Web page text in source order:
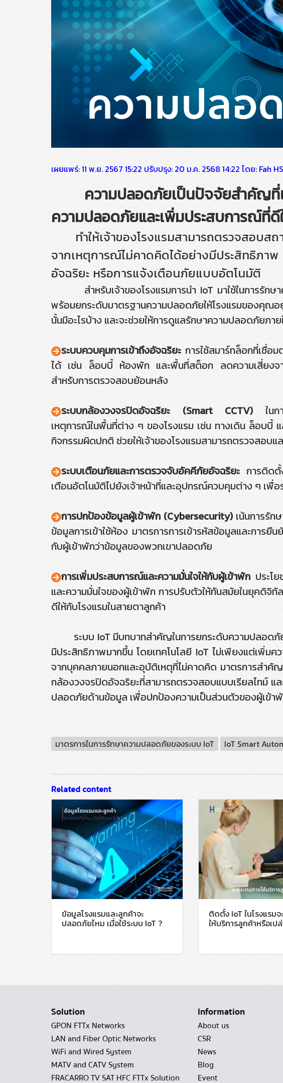
เผยแพร่: 11 พ.ย. 2567 15:22 ปรับปรุง: 20 ม.ค. 2568 14:22 โดย: Fah
ความปลอดภัยเป็นปัจจัยสำคัญที่เจ้า
ความปลอดภัยและเพิ่มประสบการณ์ที่
ทำให้เจ้าของโรงแรมสามารถตรวจสอบสถ
จากเหตุการณ์ไม่คาดคิดได้อย่างมีประสิทธิภา
อัจฉริยะ หรือการแจ้งเตือนภัยแบบอัตโนมัติ
สำหรับเจ้าของโรงแรมการนำ IoT มาใช้ในการรักษา
พร้อมยกระดับมาตรฐานความปลอดภัยให้โรงแรมของคุณ
นั้นมีอะไรบ้าง และจะช่วยให้การดูแลรักษาความปลอดภัยภา
ระบบควบคุมการเข้าถึงอัจฉริยะ การใช้สมาร์ทล็อกที่เชื่อ
ได้ เช่น ล็อบบี้ ห้องพัก และพื้นที่สต็อก ลดความเสี่ยงจาก
สำหรับการตรวจสอบย้อนหลัง
ระบบกล้องวงจรปิดอัจฉริยะ (Smart CCTV) ในก
เหตุการณ์ในพื้นที่ต่าง ๆ ของโรงแรม เช่น ทางเดิน ล็อบบี้
กิจกรรมผิดปกติ ช่วยให้เจ้าของโรงแรมสามารถตรวจสอบ
ระบบเตือนภัยและการตรวจจับอัคคีภัยอัจฉริยะ การติดตั้
เตือนอัตโนมัติไปยังเจ้าหน้าที่และอุปกรณ์ควบคุมต่าง ๆ เพื่
การปกป้องข้อมูลผู้เข้าพัก (Cybersecurity) เน้นการรั
ข้อมูลการเข้าใช้ห้อง มาตรการการเข้ารหัสข้อมูลและการ
กับผู้เข้าพักว่าข้อมูลของพวกเขาปลอดภัย
การเพิ่มประสบการณ์และความมั่นใจให้กับผู้เข้าพัก ประโ
และความมั่นใจของผู้เข้าพัก การปรับตัวให้ทันสมัยในยุคดิ
ดีให้กับโรงแรมในสายตาลูกค้า
ระบบ IoT มีบทบาทสำคัญในการยกระดับความปลอดภัย
มีประสิทธิภาพมากขึ้น โดยเทคโนโลยี IoT ไม่เพียงแต่เพิ่ม
จากบุคคลภายนอกและอุบัติเหตุที่ไม่คาดคิด มาตรการสำคั
กล้องวงจรปิดอัจฉริยะที่สามารถตรวจสอบแบบเรียลไทม์ แ
ปลอดภัยด้านข้อมูล เพื่อปกป้องความเป็นส่วนตัวของผู้เข้า
มาตรการในการรักษาความปลอดภัยของระบบ IoT IoT Smart
Related content
ข้อมูลโรงแรมและลูกค้าจะ
ปลอดภัยไหม เมื่อใช้ระบบ IoT ?
ติดตั้ง IoT ในโรงแรมจ
ให้บริการลูกค้าหรือเป
Solution
GPON FTTx Networks
LAN and Fiber Optic Networks
WiFi and Wired System
MATV and CATV System
FRACARRO TV SAT HFC FTTx Solution
Information
About us
CSR
News
Blog
Event